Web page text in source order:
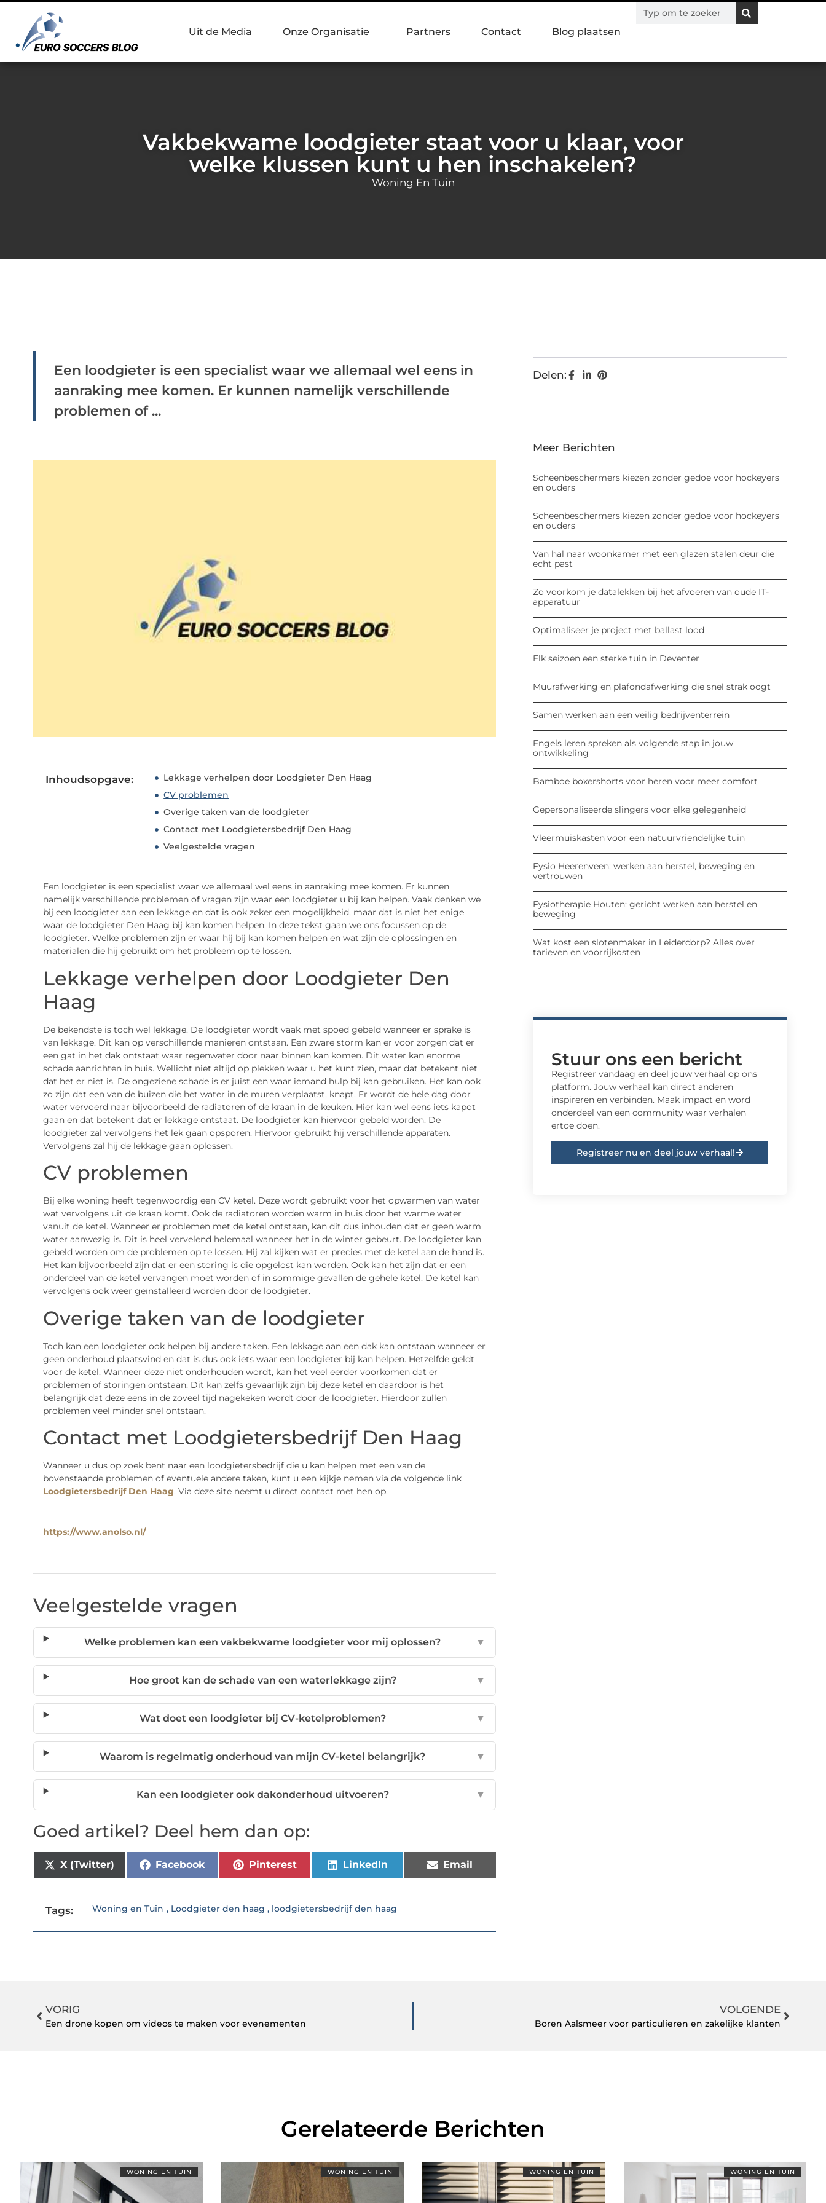
Uit de Media Onze Organisatie Partners Contact Blog plaatsen
Vakbekwame loodgieter staat voor u klaar, voor
welke klussen kunt u hen inschakelen?
Woning En Tuin
Een loodgieter is een specialist waar we allemaal wel eens in
aanraking mee komen. Er kunnen namelijk verschillende
problemen of ...
Inhoudsopgave:
Lekkage verhelpen door Loodgieter Den Haag
CV problemen
Overige taken van de loodgieter
Contact met Loodgietersbedrijf Den Haag
Veelgestelde vragen
Een loodgieter is een specialist waar we allemaal wel eens in aanraking mee komen. Er kunnen
namelijk verschillende problemen of vragen zijn waar een loodgieter u bij kan helpen. Vaak denken we
bij een loodgieter aan een lekkage en dat is ook zeker een mogelijkheid, maar dat is niet het enige
waar de loodgieter Den Haag bij kan komen helpen. In deze tekst gaan we ons focussen op de
loodgieter. Welke problemen zijn er waar hij bij kan komen helpen en wat zijn de oplossingen en
materialen die hij gebruikt om het probleem op te lossen.
Lekkage verhelpen door Loodgieter Den
Haag
De bekendste is toch wel lekkage. De loodgieter wordt vaak met spoed gebeld wanneer er sprake is
van lekkage. Dit kan op verschillende manieren ontstaan. Een zware storm kan er voor zorgen dat er
een gat in het dak ontstaat waar regenwater door naar binnen kan komen. Dit water kan enorme
schade aanrichten in huis. Wellicht niet altijd op plekken waar u het kunt zien, maar dat betekent niet
dat het er niet is. De ongeziene schade is er juist een waar iemand hulp bij kan gebruiken. Het kan ook
zo zijn dat een van de buizen die het water in de muren verplaatst, knapt. Er wordt de hele dag door
water vervoerd naar bijvoorbeeld de radiatoren of de kraan in de keuken. Hier kan wel eens iets kapot
gaan en dat betekent dat er lekkage ontstaat. De loodgieter kan hiervoor gebeld worden. De
loodgieter zal vervolgens het lek gaan opsporen. Hiervoor gebruikt hij verschillende apparaten.
Vervolgens zal hij de lekkage gaan oplossen.
CV problemen
Bij elke woning heeft tegenwoordig een CV ketel. Deze wordt gebruikt voor het opwarmen van water
wat vervolgens uit de kraan komt. Ook de radiatoren worden warm in huis door het warme water
vanuit de ketel. Wanneer er problemen met de ketel ontstaan, kan dit dus inhouden dat er geen warm
water aanwezig is. Dit is heel vervelend helemaal wanneer het in de winter gebeurt. De loodgieter kan
gebeld worden om de problemen op te lossen. Hij zal kijken wat er precies met de ketel aan de hand is.
Het kan bijvoorbeeld zijn dat er een storing is die opgelost kan worden. Ook kan het zijn dat er een
onderdeel van de ketel vervangen moet worden of in sommige gevallen de gehele ketel. De ketel kan
vervolgens ook weer geïnstalleerd worden door de loodgieter.
Overige taken van de loodgieter
Toch kan een loodgieter ook helpen bij andere taken. Een lekkage aan een dak kan ontstaan wanneer er
geen onderhoud plaatsvind en dat is dus ook iets waar een loodgieter bij kan helpen. Hetzelfde geldt
voor de ketel. Wanneer deze niet onderhouden wordt, kan het veel eerder voorkomen dat er
problemen of storingen ontstaan. Dit kan zelfs gevaarlijk zijn bij deze ketel en daardoor is het
belangrijk dat deze eens in de zoveel tijd nagekeken wordt door de loodgieter. Hierdoor zullen
problemen veel minder snel ontstaan.
Contact met Loodgietersbedrijf Den Haag
Wanneer u dus op zoek bent naar een loodgietersbedrijf die u kan helpen met een van de
bovenstaande problemen of eventuele andere taken, kunt u een kijkje nemen via de volgende link
Loodgietersbedrijf Den Haag. Via deze site neemt u direct contact met hen op.
https://www.anolso.nl/
Veelgestelde vragen
Welke problemen kan een vakbekwame loodgieter voor mij oplossen? ▼
Hoe groot kan de schade van een waterlekkage zijn? ▼
Wat doet een loodgieter bij CV-ketelproblemen? ▼
Waarom is regelmatig onderhoud van mijn CV-ketel belangrijk? ▼
Kan een loodgieter ook dakonderhoud uitvoeren? ▼
Goed artikel? Deel hem dan op:
X (Twitter) Facebook Pinterest LinkedIn Email
Tags: Woning en Tuin , Loodgieter den haag , loodgietersbedrijf den haag
Delen:
Meer Berichten
Scheenbeschermers kiezen zonder gedoe voor hockeyers
en ouders
Scheenbeschermers kiezen zonder gedoe voor hockeyers
en ouders
Van hal naar woonkamer met een glazen stalen deur die
echt past
Zo voorkom je datalekken bij het afvoeren van oude IT-
apparatuur
Optimaliseer je project met ballast lood
Elk seizoen een sterke tuin in Deventer
Muurafwerking en plafondafwerking die snel strak oogt
Samen werken aan een veilig bedrijventerrein
Engels leren spreken als volgende stap in jouw
ontwikkeling
Bamboe boxershorts voor heren voor meer comfort
Gepersonaliseerde slingers voor elke gelegenheid
Vleermuiskasten voor een natuurvriendelijke tuin
Fysio Heerenveen: werken aan herstel, beweging en
vertrouwen
Fysiotherapie Houten: gericht werken aan herstel en
beweging
Wat kost een slotenmaker in Leiderdorp? Alles over
tarieven en voorrijkosten
Stuur ons een bericht
Registreer vandaag en deel jouw verhaal op ons
platform. Jouw verhaal kan direct anderen
inspireren en verbinden. Maak impact en word
onderdeel van een community waar verhalen
ertoe doen.
Registreer nu en deel jouw verhaal!
VORIG
Een drone kopen om videos te maken voor evenementen
VOLGENDE
Boren Aalsmeer voor particulieren en zakelijke klanten
Gerelateerde Berichten
WONING EN TUIN WONING EN TUIN WONING EN TUIN WONING EN TUIN